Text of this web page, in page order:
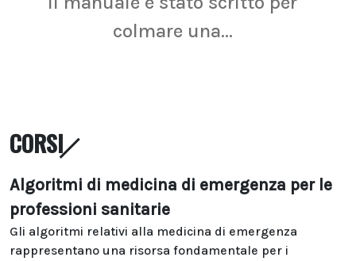
colmare una...
CORSI
Algoritmi di medicina di emergenza per le
professioni sanitarie
Gli algoritmi relativi alla medicina di emergenza
rappresentano una risorsa fondamentale per i